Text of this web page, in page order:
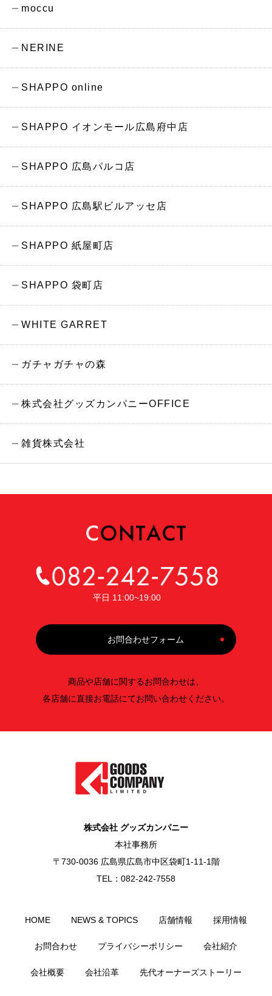
moccu
NERINE
SHAPPO online
SHAPPO イオンモール広島府中店
SHAPPO 広島パルコ店
SHAPPO 広島駅ビルアッセ店
SHAPPO 紙屋町店
SHAPPO 袋町店
WHITE GARRET
ガチャガチャの森
株式会社グッズカンパニーOFFICE
雑貨株式会社
平日 11:00~19:00
お問合わせフォーム
商品や店舗に関するお問合わせは、
各店舗に直接お電話にてお問い合わせください。
株式会社 グッズカンパニー
本社事務所
〒730-0036 広島県広島市中区袋町1-11-1階
TEL：082-242-7558
HOME NEWS & TOPICS 店舗情報 採用情報
お問合わせ プライバシーポリシー 会社紹介
会社概要 会社沿革 先代オーナーズストーリー